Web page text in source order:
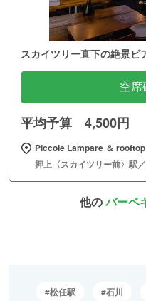
スカイツリー直下の絶景ビ
空席
平均予算 4,500円
Piccole Lampare ＆
押上〈スカイツリー前〉駅
他のバーベ
松任駅 石川